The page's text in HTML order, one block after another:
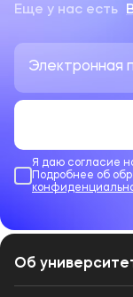
Еще у нас есть
Я даю согласие
Подробнее об
Об